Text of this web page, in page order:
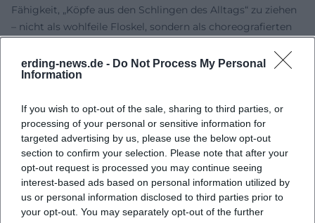
erding-news.de - Do Not Process My Personal
Information
If you wish to opt-out of the sale, sharing to third parties, or
processing of your personal or sensitive information for
targeted advertising by us, please use the below opt-out
section to confirm your selection. Please note that after your
opt-out request is processed you may continue seeing
interest-based ads based on personal information utilized by
us or personal information disclosed to third parties prior to
your opt-out. You may separately opt-out of the further
Fähigkeit, „Köpfe aus den Schlingen des Alltags“ zu ziehen
– nicht als wohlfeile Floskel, sondern als choreografierten
exakt gesetzt sind.
Musikalische Entwicklung: Komposition, Produktion,
Auf Tonträgern arbeitet Bumillo mit Produzenten,
Musikern und Mastering-Studios, die seine Sprache in eine
klare Klangarchitektur überführen: Bassläufe, synthetische
Texturen und perkussive Patterns stützen die Reimstruktur;
Hooks und Refrain-Fragmente funktionieren wie
Leitmotive im Kabarettkontext. Die Produktion bleibt
transparent, damit Nuancen der Sprache – Vokalfärbungen,